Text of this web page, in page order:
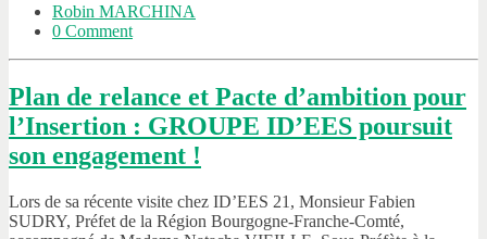
Robin MARCHINA
0 Comment
Plan de relance et Pacte d’ambition pour
l’Insertion : GROUPE ID’EES poursuit
son engagement !
Lors de sa récente visite chez ID’EES 21, Monsieur Fabien
SUDRY, Préfet de la Région Bourgogne-Franche-Comté,